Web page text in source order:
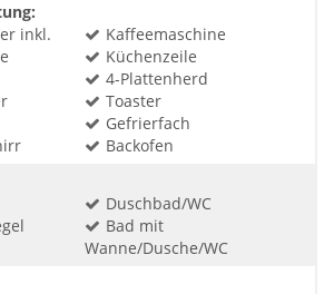
inkl.
Kaffeemaschine
Küchenzeile
4-Plattenherd
Toaster
Gefrierfach
Backofen
Duschbad/WC
Bad mit
Wanne/Dusche/WC